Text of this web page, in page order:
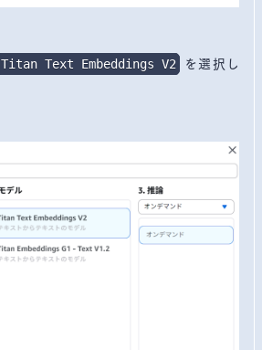
Titan Text Embeddings V2 を選択し